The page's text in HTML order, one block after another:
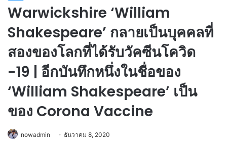
Warwickshire ‘William
Shakespeare’ กลายเป็นบุคคลที่
สองของโลกที่ได้รับวัคซีนโควิด
-19 | อีกบันทึกหนึ่งในชื่อของ
‘William Shakespeare’ เป็น
ของ Corona Vaccine
nowadmin ธันวาคม 8, 2020